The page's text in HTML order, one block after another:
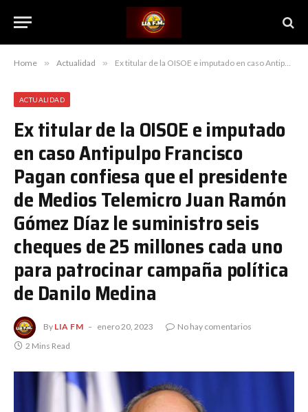
Home » Actualidad » Ex titular de la OISOE e imputado en caso Antipulpo Francisco Pagan confiesa que el presidente de Medios Telemicro Juan Ramón Gómez Díaz le suministro seis cheques de 25 millones cada uno para patrocinar campaña política de Danilo Medina
ACTUALIDAD
Ex titular de la OISOE e imputado
en caso Antipulpo Francisco
Pagan confiesa que el presidente
de Medios Telemicro Juan Ramón
Gómez Díaz le suministro seis
cheques de 25 millones cada uno
para patrocinar campaña política
de Danilo Medina
By LIA FM enero 20, 2023
No hay comentarios
2 Mins Read